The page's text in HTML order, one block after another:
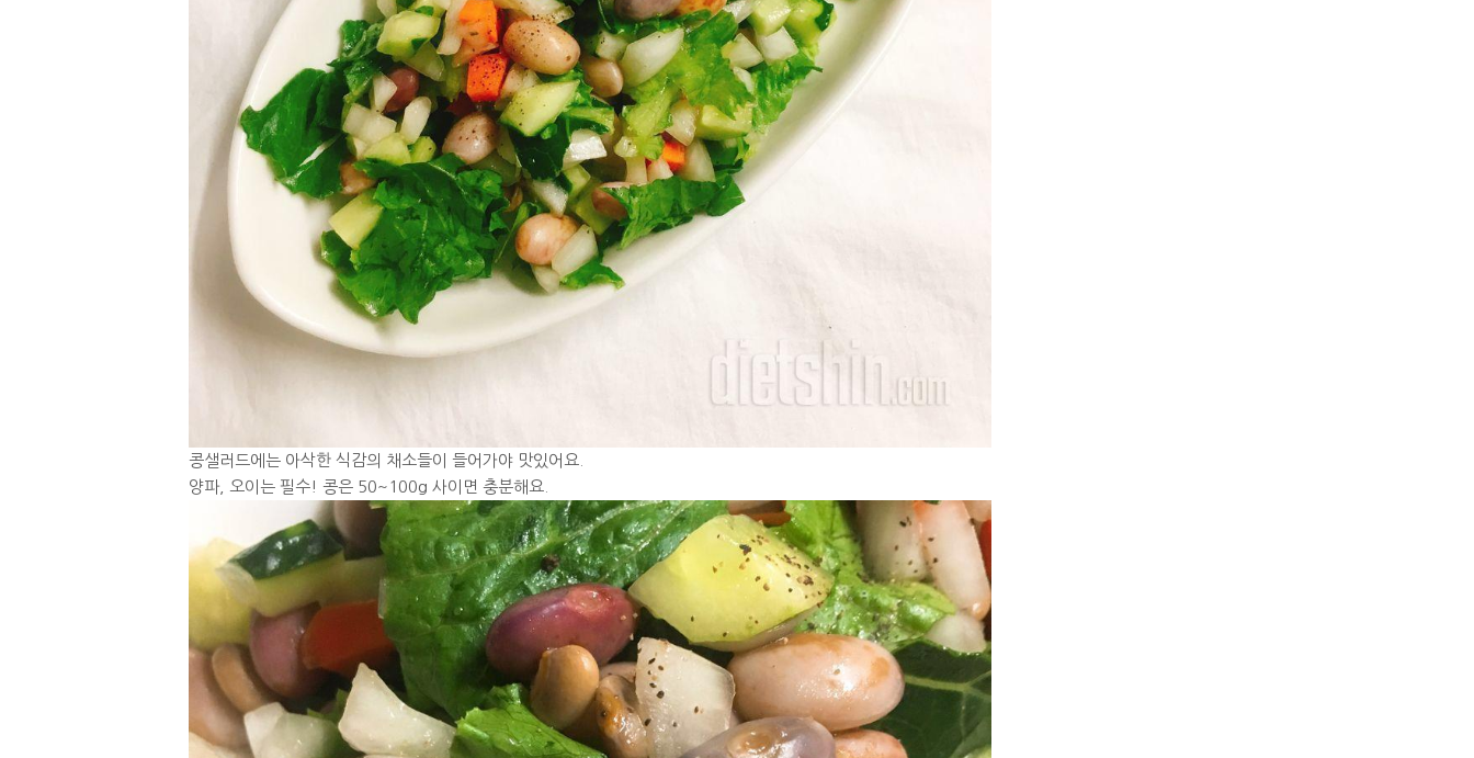
콩샐러드에는 아삭한 식감의 채소들이 들어가야 맛있어요.
양파, 오이는 필수! 콩은 50~100g 사이면 충분해요.